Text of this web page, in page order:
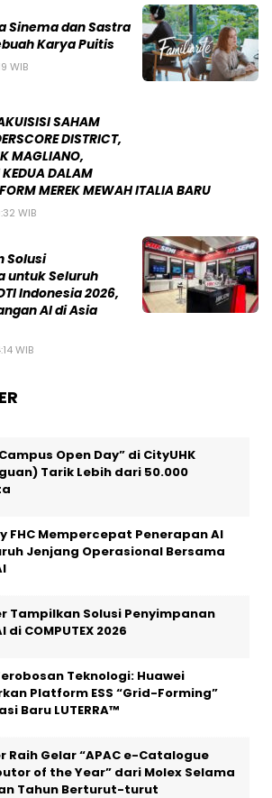
Sinema dan Sastra
Karya Puitis
WIB
SAHAM
DISTRICT,
MAGLIANO,
DALAM
MEREK MEWAH ITALIA BARU
WIB
Solusi
untuk Seluruh
Indonesia 2026,
AI di Asia
WIB
Open Day” di CityUHK
Tarik Lebih dari 50.000
FHC Mempercepat Penerapan AI
Jenjang Operasional Bersama
Tampilkan Solusi Penyimpanan
di COMPUTEX 2026
Teknologi: Huawei
Platform ESS “Grid-Forming”
Baru LUTERRA™
Raih Gelar “APAC e-Catalogue
of the Year” dari Molex Selama
Tahun Berturut-turut